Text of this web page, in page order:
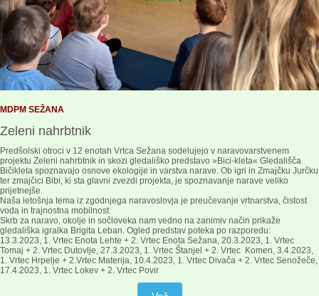
MDPM SEŽANA
Zeleni nahrbtnik
Predšolski otroci v 12 enotah Vrtca Sežana sodelujejo v naravovarstvenem
projektu Zeleni nahrbtnik in skozi gledališko predstavo »Bici-kleta« Gledališča
Bičikleta spoznavajo osnove ekologije in varstva narave. Ob igri in Zmajčku Jurčku
ter zmajčici Bibi, ki sta glavni zvezdi projekta, je spoznavanje narave veliko
prijetnejše.
Naša letošnja tema iz zgodnjega naravoslovja je preučevanje vrtnarstva, čistost
voda in trajnostna mobilnost.
Skrb za naravo, okolje in sočloveka nam vedno na zanimiv način prikaže
gledališka igralka Brigita Leban. Ogled predstav poteka po razporedu:
13.3.2023, 1. Vrtec Enota Lehte + 2. Vrtec Enota Sežana, 20.3.2023, 1. Vrtec
Tomaj + 2. Vrtec Dutovlje, 27.3.2023, 1. Vrtec Štanjel + 2. Vrtec Komen, 3.4.2023,
1. Vrtec Hrpelje + 2.Vrtec Materija, 10.4.2023, 1. Vrtec Divača + 2. Vrtec Senožeče,
17.4.2023, 1. Vrtec Lokev + 2. Vrtec Povir